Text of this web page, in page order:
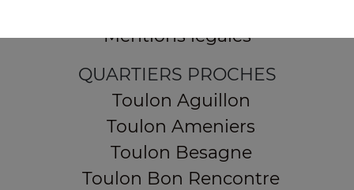
Mentions légales
QUARTIERS PROCHES
Toulon Aguillon
Toulon Ameniers
Toulon Besagne
Toulon Bon Rencontre